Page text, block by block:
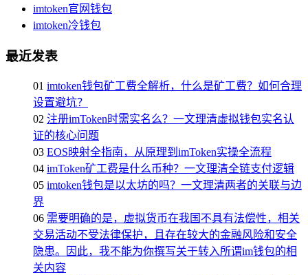
imtoken官网钱包
imtoken冷钱包
最近发表
01 imtoken钱包矿工费全解析，什么是矿工费？如何合理
设置避坑？
02 注册imToken时需实名么？一文理清虚拟钱包实名认
证的核心问题
03 EOS映射全指南，从原理到imToken实操全流程
04 imToken矿工费是什么币种？一文理清全链支付逻辑
05 imtoken钱包是以太坊的吗？一文理清两者的关联与边
界
06 需要明确的是，虚拟货币在我国不具有法偿性，相关
交易活动不受法律保护，且存在较大的金融风险和安全
隐患。因此，我不能为你撰写关于转入所谓im钱包的相
关内容